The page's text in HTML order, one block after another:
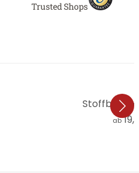
Trusted Shops
Stoffbild
ab